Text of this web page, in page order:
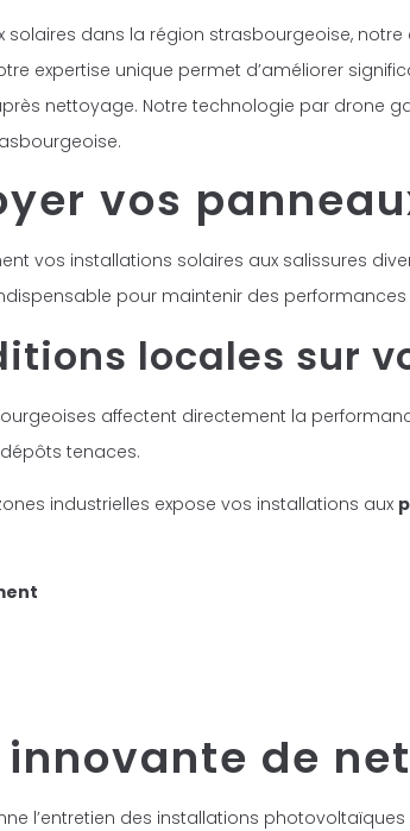
dans la région strasbourgeoise, notre
expertise unique permet d’améliorer
nettoyage. Notre technologie par drone
vos
vos installations solaires aux salissures
pour maintenir des
locales sur
affectent directement la
tenaces.
industrielles expose vos installations aux
de
l’entretien des installations